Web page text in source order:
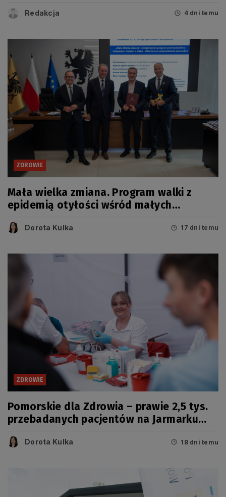
Redakcja 4 dni temu
ZDROWIE
Mała wielka zmiana. Program walki z
epidemią otyłości wśród małych
Dorota Kulka 17 dni temu
ZDROWIE
Pomorskie dla Zdrowia – prawie 2,5 tys.
przebadanych pacjentów na Jarmarku
Dorota Kulka 18 dni temu